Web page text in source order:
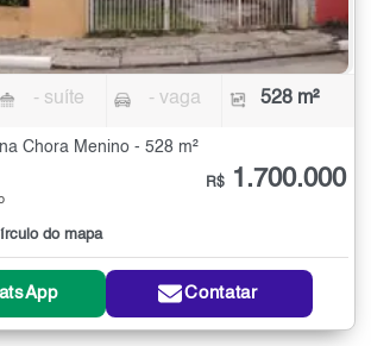
- suíte - vaga 528 m²
Chora Menino - 528 m²
do mapa
R$ 1.700.000
Contatar